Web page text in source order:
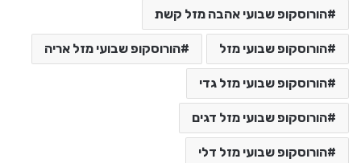
הורוסקופ שבועי אהבה מזל קשת
הורוסקופ שבועי מזל הורוסקופ שבועי מזל אריה
הורוסקופ שבועי מזל גדי
הורוסקופ שבועי מזל דגים
הורוסקופ שבועי מזל דלי